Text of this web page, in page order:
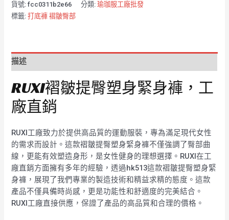
貨號:fcc0311b2e66 分類:瑜珈服工廠批發
標籤:打底褲 褶皺臀部
描述
RUXI褶皺提臀塑身緊身褲，工
廠直銷
RUXI工廠致力於提供高品質的運動服裝，專為滿足現代女性
的需求而設計。這款褶皺提臀塑身緊身褲不僅強調了臀部曲
線，更能有效塑造身形，是女性健身的理想選擇。RUXI在工
廠直銷方面擁有多年的經驗，透過hk513這款褶皺提臀塑身緊
身褲，展現了我們專業的製造技術和精益求精的態度。這款
產品不僅具備時尚感，更是功能性和舒適度的完美結合。
RUXI工廠直接供應，保證了產品的高品質和合理的價格。